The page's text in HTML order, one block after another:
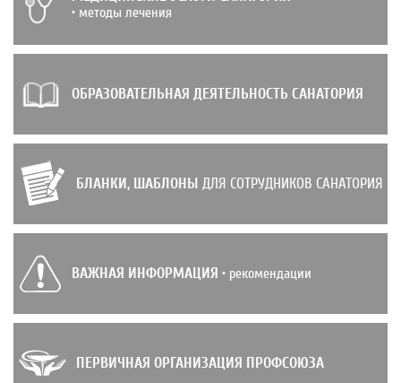
• методы лечения
ОБРАЗОВАТЕЛЬНАЯ ДЕЯТЕЛЬНОСТЬ САНАТОРИЯ
БЛАНКИ, ШАБЛОНЫ ДЛЯ СОТРУДНИКОВ САНАТОРИЯ
ВАЖНАЯ ИНФОРМАЦИЯ • рекомендации
ПЕРВИЧНАЯ ОРГАНИЗАЦИЯ ПРОФСОЮЗА